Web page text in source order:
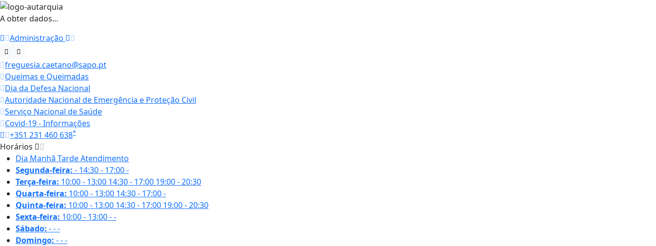
A obter dados...
Administração
freguesia.caetano@sapo.pt
Queimas e Queimadas
Dia da Defesa Nacional
Autoridade Nacional de Emergência e Proteção Civil
Serviço Nacional de Saúde
Covid-19 - Informações
+351 231 460 638*
Horários
Dia Manhã TardeAtendimento
Segunda-feira: - 14:30 - 17:00-
Terça-feira: 10:00 - 13:00 14:30 - 17:00 19:00 - 20:30
Quarta-feira: 10:00 - 13:00 14:30 - 17:00-
Quinta-feira: 10:00 - 13:00 14:30 - 17:00 19:00 - 20:30
Sexta-feira: 10:00 - 13:00--
Sábado: ---
Domingo: ---